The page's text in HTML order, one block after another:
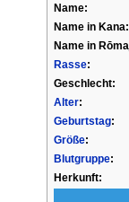
Name:
Name in Kana:
Name in
Rasse:
Geschlecht:
Alter:
Geburtstag:
Größe:
Blutgruppe:
Herkunft: